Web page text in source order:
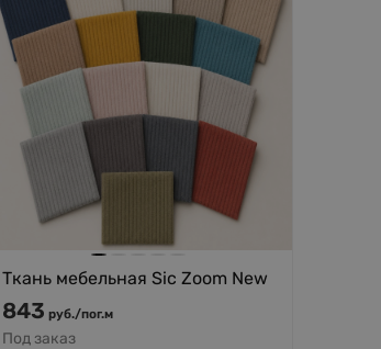
Ткань мебельная Sic Zoom New
843 руб./пог.м
Под заказ